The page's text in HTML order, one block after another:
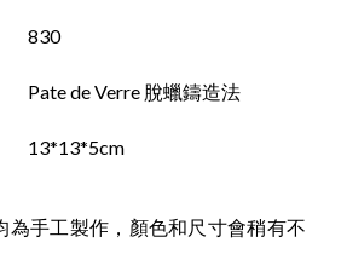
830
Pate de Verre 脫蠟鑄造法
13*13*5cm
手工製作，顏色和尺寸會稍有不